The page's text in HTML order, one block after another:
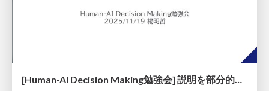
[Human-AI Decision Making勉強会] 説明を部分的に見せることで人に考えさせ、AIへの不適切な依存を減らす